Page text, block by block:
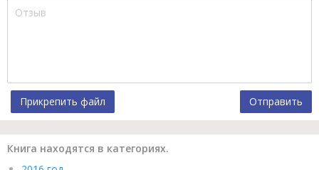
Прикрепить файл Отправить
Книга находятся в категориях.